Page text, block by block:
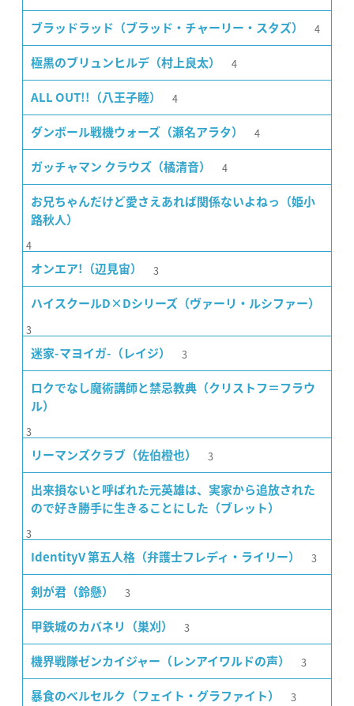
ブラッドラッド（ブラッド・チャーリー・スタズ） 4
極黒のブリュンヒルデ（村上良太） 4
ALL OUT!!（八王子睦） 4
ダンボール戦機ウォーズ（瀬名アラタ） 4
ガッチャマン クラウズ（橘清音） 4
お兄ちゃんだけど愛さえあれば関係ないよねっ（姫小
路秋人）
4
オンエア!（辺見宙） 3
ハイスクールD×Dシリーズ（ヴァーリ・ルシファー）
3
迷家-マヨイガ-（レイジ） 3
ロクでなし魔術講師と禁忌教典（クリストフ＝フラウ
ル）
3
リーマンズクラブ（佐伯橙也） 3
出来損ないと呼ばれた元英雄は、実家から追放された
ので好き勝手に生きることにした（ブレット）
3
IdentityV 第五人格（弁護士フレディ・ライリー） 3
剣が君（鈴懸） 3
甲鉄城のカバネリ（巣刈） 3
機界戦隊ゼンカイジャー（レンアイワルドの声） 3
暴食のベルセルク（フェイト・グラファイト） 3